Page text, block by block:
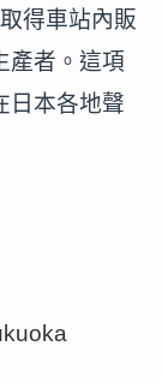
得車站內販
產者。這項
日本各地聲